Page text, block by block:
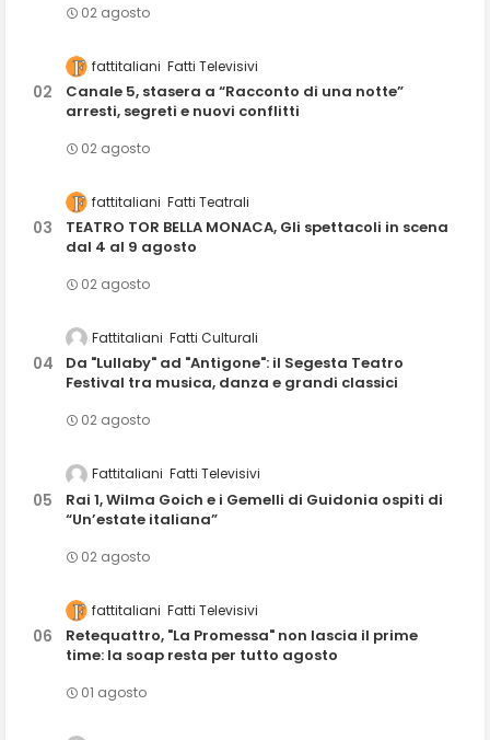
02 agosto
fattitaliani Fatti Televisivi
Canale 5, stasera a “Racconto di una notte”
arresti, segreti e nuovi conflitti
02 agosto
fattitaliani Fatti Teatrali
TEATRO TOR BELLA MONACA, Gli spettacoli in scena
dal 4 al 9 agosto
02 agosto
Fattitaliani Fatti Culturali
Da "Lullaby" ad "Antigone": il Segesta Teatro
Festival tra musica, danza e grandi classici
02 agosto
Fattitaliani Fatti Televisivi
Rai 1, Wilma Goich e i Gemelli di Guidonia ospiti di
“Un’estate italiana”
02 agosto
fattitaliani Fatti Televisivi
Retequattro, "La Promessa" non lascia il prime
time: la soap resta per tutto agosto
01 agosto